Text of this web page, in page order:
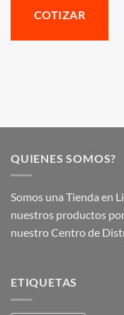
COTIZAR
QUIENES SOMOS?
Somos una Tienda en
nuestros productos
nuestro Centro de
ETIQUETAS